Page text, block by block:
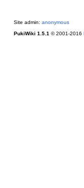
Site admin: anonymous
PukiWiki 1.5.1 © 2001-2016